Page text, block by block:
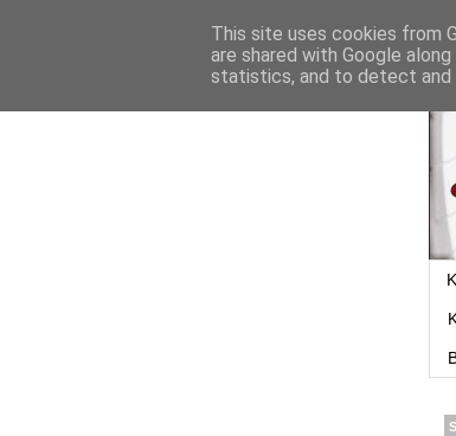
This site uses cookies from
are shared with Google
statistics, and to detect and